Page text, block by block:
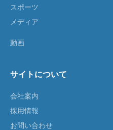
スポーツ
メディア
動画
サイトについて
会社案内
採用情報
お問い合わせ